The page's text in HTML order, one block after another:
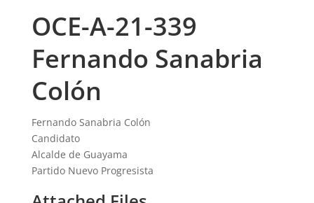
OCE-A-21-339
Fernando Sanabria
Colón
Fernando Sanabria Colón
Candidato
Alcalde de Guayama
Partido Nuevo Progresista